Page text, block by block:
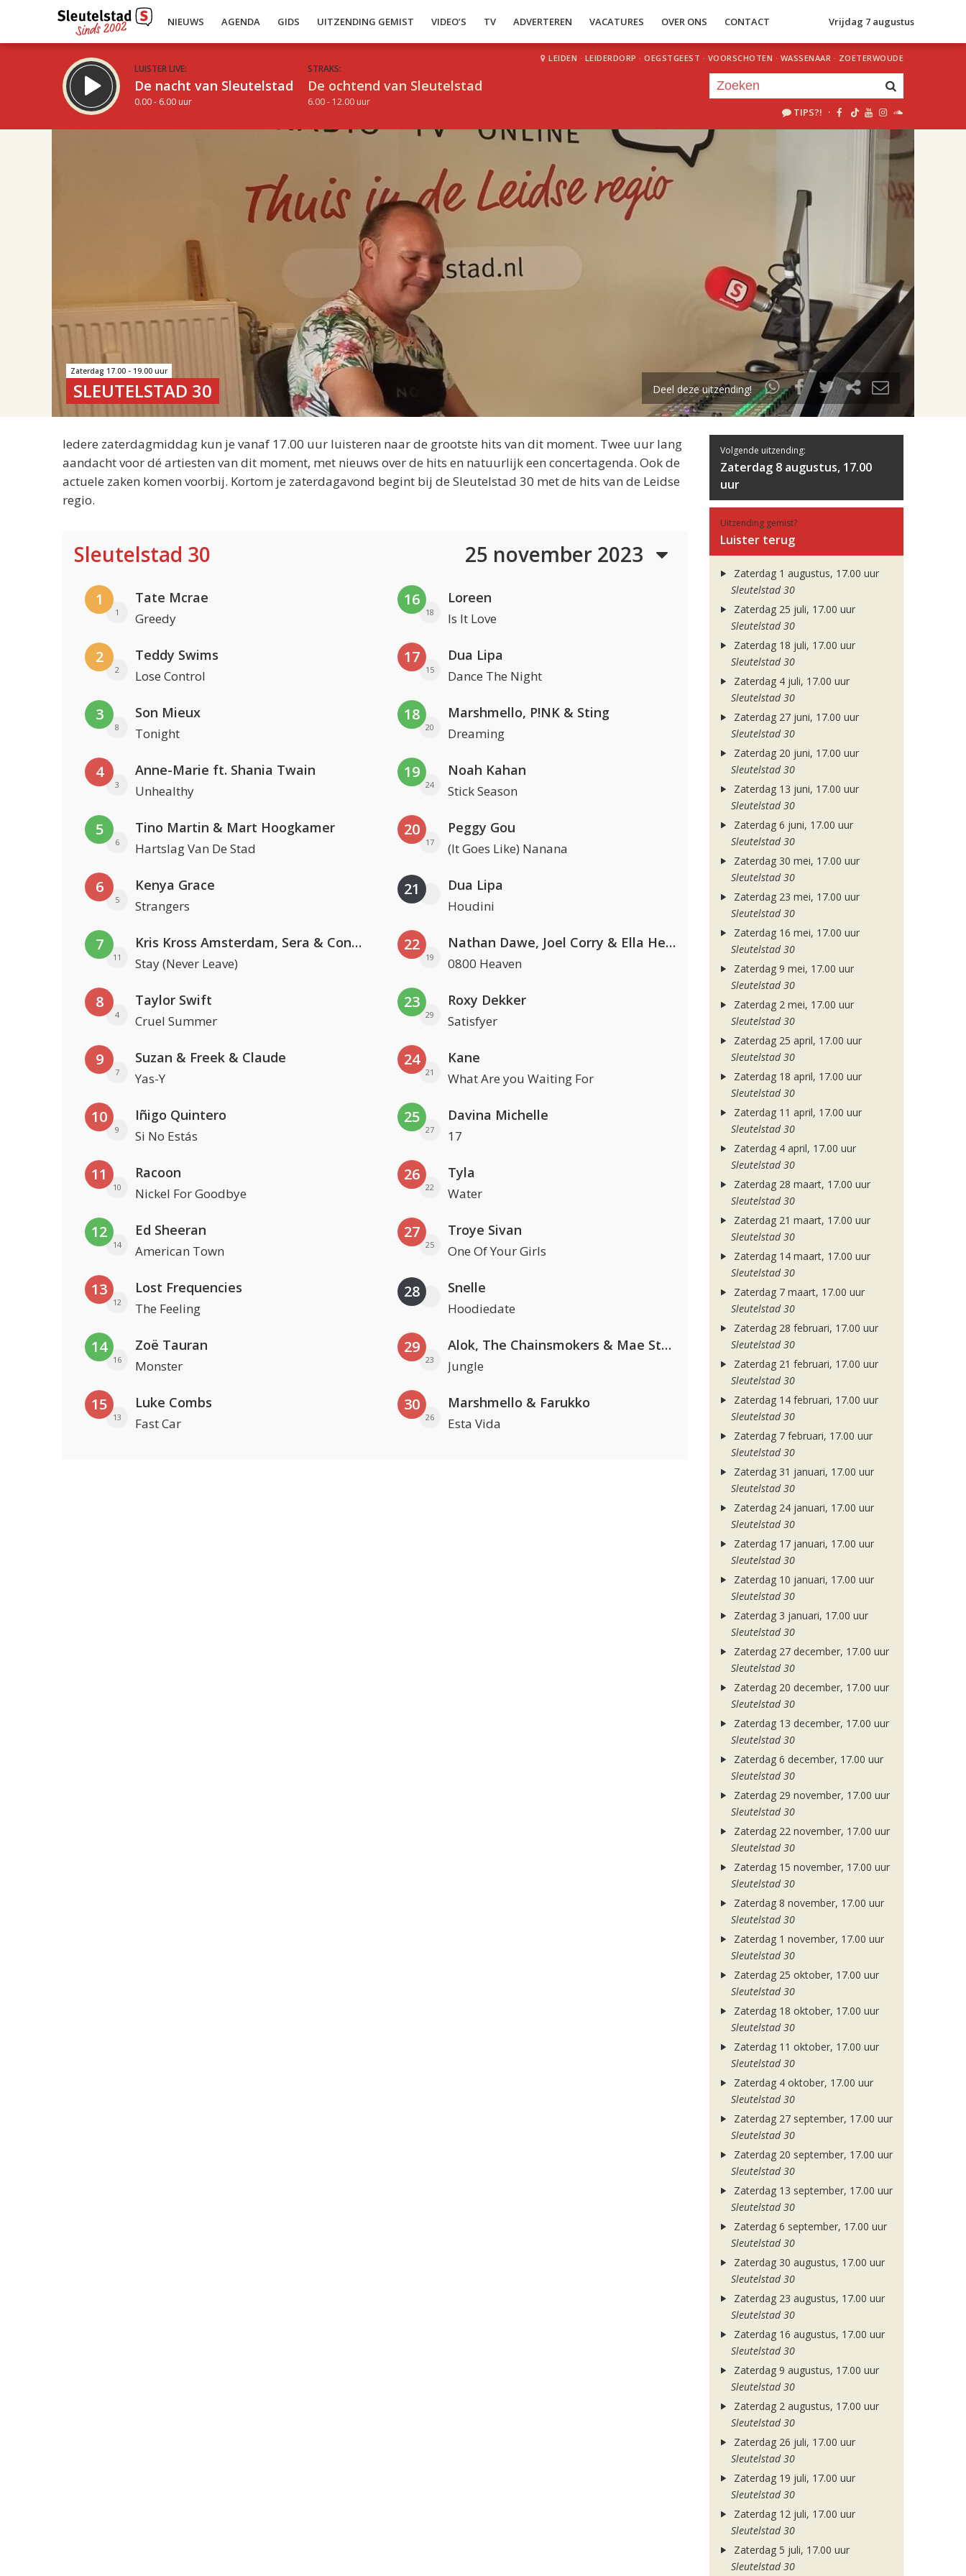
NIEUWS AGENDA GIDS UITZENDING GEMIST VIDEO’S TV ADVERTEREN VACATURES OVER ONS CONTACT Vrijdag 7 augustus
LUISTER LIVE:
De nacht van Sleutelstad
0.00 - 6.00 uur
STRAKS:
De ochtend van Sleutelstad
6.00 - 12.00 uur
LEIDEN · LEIDERDORP · OEGSTGEEST · VOORSCHOTEN · WASSENAAR · ZOETERWOUDE
TIPS?! ·
uur 1 van 2
Volgend uur
Zaterdag 17.00 - 19.00 uur
SLEUTELSTAD 30 Deel deze uitzending!
Iedere zaterdagmiddag kun je vanaf 17.00 uur luisteren naar de grootste hits van dit moment. Twee uur lang
aandacht voor dé artiesten van dit moment, met nieuws over de hits en natuurlijk een concertagenda. Ook de
actuele zaken komen voorbij. Kortom je zaterdagavond begint bij de Sleutelstad 30 met de hits van de Leidse
regio.
Sleutelstad 30 25 november 2023
1
1
Tate Mcrae
Greedy
2
2
Teddy Swims
Lose Control
3
8
Son Mieux
Tonight
4
3
Anne-Marie ft. Shania Twain
Unhealthy
5
6
Tino Martin & Mart Hoogkamer
Hartslag Van De Stad
6
5
Kenya Grace
Strangers
7
11
Kris Kross Amsterdam, Sera & Conor Maynard
Stay (Never Leave)
8
4
Taylor Swift
Cruel Summer
9
7
Suzan & Freek & Claude
Yas-Y
10
9
Iñigo Quintero
Si No Estás
11
10
Racoon
Nickel For Goodbye
12
14
Ed Sheeran
American Town
13
12
Lost Frequencies
The Feeling
14
16
Zoë Tauran
Monster
15
13
Luke Combs
Fast Car
16
18
Loreen
Is It Love
17
15
Dua Lipa
Dance The Night
18
20
Marshmello, P!NK & Sting
Dreaming
19
24
Noah Kahan
Stick Season
20
17
Peggy Gou
(It Goes Like) Nanana
21 Dua Lipa
Houdini
22
19
Nathan Dawe, Joel Corry & Ella Henderson
0800 Heaven
23
29
Roxy Dekker
Satisfyer
24
21
Kane
What Are you Waiting For
25
27
Davina Michelle
17
26
22
Tyla
Water
27
25
Troye Sivan
One Of Your Girls
28 Snelle
Hoodiedate
29
23
Alok, The Chainsmokers & Mae Stephens
Jungle
30
26
Marshmello & Farukko
Esta Vida
Volgende uitzending:
Zaterdag 8 augustus, 17.00
uur
Uitzending gemist?
Luister terug
Zaterdag 1 augustus, 17.00 uur
Sleutelstad 30
Zaterdag 25 juli, 17.00 uur
Sleutelstad 30
Zaterdag 18 juli, 17.00 uur
Sleutelstad 30
Zaterdag 4 juli, 17.00 uur
Sleutelstad 30
Zaterdag 27 juni, 17.00 uur
Sleutelstad 30
Zaterdag 20 juni, 17.00 uur
Sleutelstad 30
Zaterdag 13 juni, 17.00 uur
Sleutelstad 30
Zaterdag 6 juni, 17.00 uur
Sleutelstad 30
Zaterdag 30 mei, 17.00 uur
Sleutelstad 30
Zaterdag 23 mei, 17.00 uur
Sleutelstad 30
Zaterdag 16 mei, 17.00 uur
Sleutelstad 30
Zaterdag 9 mei, 17.00 uur
Sleutelstad 30
Zaterdag 2 mei, 17.00 uur
Sleutelstad 30
Zaterdag 25 april, 17.00 uur
Sleutelstad 30
Zaterdag 18 april, 17.00 uur
Sleutelstad 30
Zaterdag 11 april, 17.00 uur
Sleutelstad 30
Zaterdag 4 april, 17.00 uur
Sleutelstad 30
Zaterdag 28 maart, 17.00 uur
Sleutelstad 30
Zaterdag 21 maart, 17.00 uur
Sleutelstad 30
Zaterdag 14 maart, 17.00 uur
Sleutelstad 30
Zaterdag 7 maart, 17.00 uur
Sleutelstad 30
Zaterdag 28 februari, 17.00 uur
Sleutelstad 30
Zaterdag 21 februari, 17.00 uur
Sleutelstad 30
Zaterdag 14 februari, 17.00 uur
Sleutelstad 30
Zaterdag 7 februari, 17.00 uur
Sleutelstad 30
Zaterdag 31 januari, 17.00 uur
Sleutelstad 30
Zaterdag 24 januari, 17.00 uur
Sleutelstad 30
Zaterdag 17 januari, 17.00 uur
Sleutelstad 30
Zaterdag 10 januari, 17.00 uur
Sleutelstad 30
Zaterdag 3 januari, 17.00 uur
Sleutelstad 30
Zaterdag 27 december, 17.00 uur
Sleutelstad 30
Zaterdag 20 december, 17.00 uur
Sleutelstad 30
Zaterdag 13 december, 17.00 uur
Sleutelstad 30
Zaterdag 6 december, 17.00 uur
Sleutelstad 30
Zaterdag 29 november, 17.00 uur
Sleutelstad 30
Zaterdag 22 november, 17.00 uur
Sleutelstad 30
Zaterdag 15 november, 17.00 uur
Sleutelstad 30
Zaterdag 8 november, 17.00 uur
Sleutelstad 30
Zaterdag 1 november, 17.00 uur
Sleutelstad 30
Zaterdag 25 oktober, 17.00 uur
Sleutelstad 30
Zaterdag 18 oktober, 17.00 uur
Sleutelstad 30
Zaterdag 11 oktober, 17.00 uur
Sleutelstad 30
Zaterdag 4 oktober, 17.00 uur
Sleutelstad 30
Zaterdag 27 september, 17.00 uur
Sleutelstad 30
Zaterdag 20 september, 17.00 uur
Sleutelstad 30
Zaterdag 13 september, 17.00 uur
Sleutelstad 30
Zaterdag 6 september, 17.00 uur
Sleutelstad 30
Zaterdag 30 augustus, 17.00 uur
Sleutelstad 30
Zaterdag 23 augustus, 17.00 uur
Sleutelstad 30
Zaterdag 16 augustus, 17.00 uur
Sleutelstad 30
Zaterdag 9 augustus, 17.00 uur
Sleutelstad 30
Zaterdag 2 augustus, 17.00 uur
Sleutelstad 30
Zaterdag 26 juli, 17.00 uur
Sleutelstad 30
Zaterdag 19 juli, 17.00 uur
Sleutelstad 30
Zaterdag 12 juli, 17.00 uur
Sleutelstad 30
Zaterdag 5 juli, 17.00 uur
Sleutelstad 30